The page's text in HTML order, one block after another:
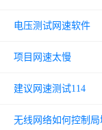
电压测试网速软件
项目网速太慢
建议网速测试114
无线网络如何控制